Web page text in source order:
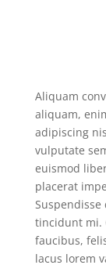
Aliquam
aliquam,
adipiscing
vulputate
euismod
placerat
tincidunt mi.
faucibus,
lacus lorem